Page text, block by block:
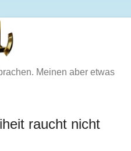
Meinen aber etwas
raucht nicht